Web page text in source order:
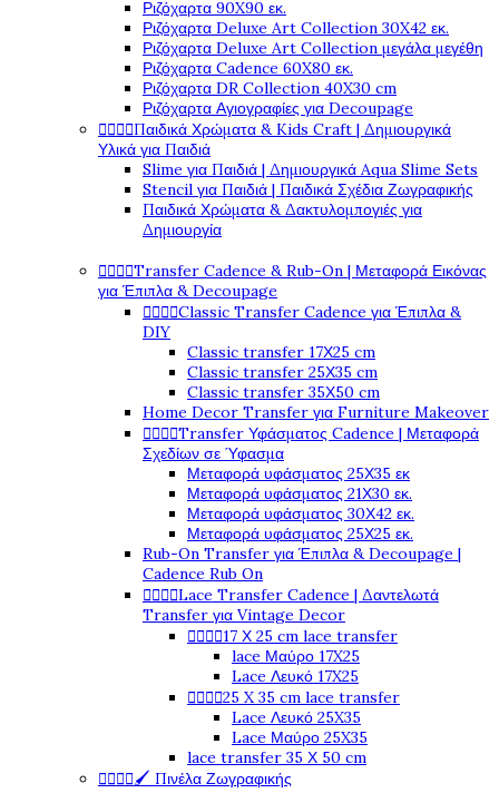
Ριζόχαρτα 90X90 εκ.
Ριζόχαρτα Deluxe Art Collection 30X42 εκ.
Ριζόχαρτα Deluxe Art Collection μεγάλα μεγέθη
Ριζόχαρτα Cadence 60X80 εκ.
Ριζόχαρτα DR Collection 40X30 cm
Ριζόχαρτα Αγιογραφίες για Decoupage
Παιδικά Χρώματα & Kids Craft | Δημιουργικά
Υλικά για Παιδιά
Slime για Παιδιά | Δημιουργικά Aqua Slime Sets
Stencil για Παιδιά | Παιδικά Σχέδια Ζωγραφικής
Παιδικά Χρώματα & Δακτυλομπογιές για
Δημιουργία
Transfer Cadence & Rub-On | Μεταφορά Εικόνας
για Έπιπλα & Decoupage
Classic Transfer Cadence για Έπιπλα &
DIY
Classic transfer 17Χ25 cm
Classic transfer 25Χ35 cm
Classic transfer 35Χ50 cm
Home Decor Transfer για Furniture Makeover
Transfer Υφάσματος Cadence | Μεταφορά
Σχεδίων σε Ύφασμα
Μεταφορά υφάσματος 25Χ35 εκ
Μεταφορά υφάσματος 21Χ30 εκ.
Μεταφορά υφάσματος 30Χ42 εκ.
Μεταφορά υφάσματος 25Χ25 εκ.
Rub-On Transfer για Έπιπλα & Decoupage |
Cadence Rub On
Lace Transfer Cadence | Δαντελωτά
Transfer για Vintage Decor
17 Χ 25 cm lace transfer
lace Μαύρο 17X25
Lace Λευκό 17X25
25 X 35 cm lace transfer
Lace Λευκό 25X35
Lace Μαύρο 25X35
lace transfer 35 Χ 50 cm
🖌️ Πινέλα Ζωγραφικής